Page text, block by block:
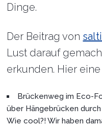
Dinge.
Der Beitrag von
Lust darauf
erkunden. Hier
Brückenweg im Eco-
über Hängebrücken
Wie cool?! Wir haben